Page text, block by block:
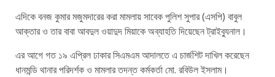
এদিকে বনজ কুমার মজুমদারের করা মামলায় সাবেক পুলিশ সুপার (এসপি) বাবুল
আক্তার ও তার বাবা আবদুল ওয়াদুদ মিয়াকে অব্যাহতি দিয়েছেন ট্রাইব্যুনাল।
এর আগে গত ১৯ এপ্রিল ঢাকার সিএমএম আদালতে এ চার্জশিট দাখিল করেছেন
ধানমন্ডি থানার পরিদর্শক ও মামলার তদন্ত কর্মকর্তা মো. রবিউল ইসলাম।